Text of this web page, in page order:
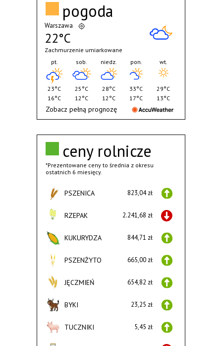
ceny rolnicze
*Prezentowane ceny to średnia z okresu
ostatnich 6 miesięcy.
PSZENICA 823,04 zł
RZEPAK 2.241,68 zł
KUKURYDZA 844,71 zł
PSZENŻYTO 665,00 zł
JĘCZMIEŃ 654,82 zł
BYKI 23,25 zł
TUCZNIKI 5,45 zł
pogoda
Warszawa
22°C
Zachmurzenie umiarkowane
pt.
23°C
16°C
sob.
25°C
12°C
niedz.
28°C
12°C
pon.
33°C
17°C
wt.
29°C
13°C
Zobacz pełną prognozę